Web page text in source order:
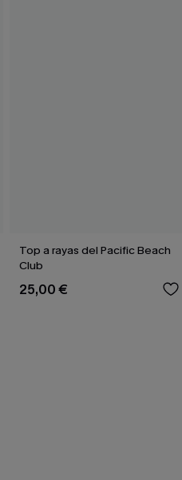
Top a rayas del Pacific Beach
Club
25,00 €